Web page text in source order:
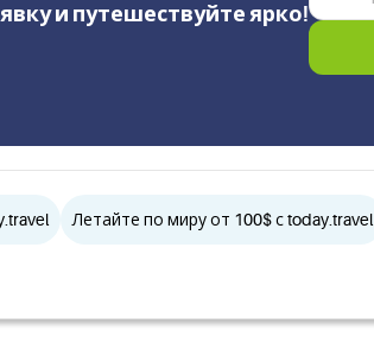
и путешествуйте ярко!
Летайте по миру от 100$ с today.travel